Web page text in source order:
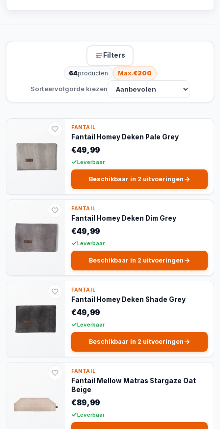
Filters
64producten Max.€200
Sorteervolgorde kiezen
FANTAIL
Fantail Homey Deken Pale Grey
€49,99
Leverbaar
Beschikbaar in 2 uitvoeringen
FANTAIL
Fantail Homey Deken Dim Grey
€49,99
Leverbaar
Beschikbaar in 2 uitvoeringen
FANTAIL
Fantail Homey Deken Shade Grey
€49,99
Leverbaar
Beschikbaar in 2 uitvoeringen
FANTAIL
Fantail Mellow Matras Stargaze Oat
Beige
€89,99
Leverbaar